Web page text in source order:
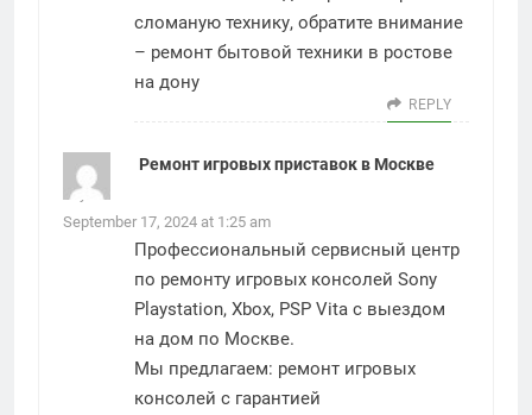
сломаную технику, обратите внимание
– ремонт бытовой техники в ростове
на дону
REPLY
Ремонт игровых приставок в Москве
says:
September 17, 2024 at 1:25 am
Профессиональный сервисный центр
по ремонту игровых консолей Sony
Playstation, Xbox, PSP Vita с выездом
на дом по Москве.
Мы предлагаем: ремонт игровых
консолей с гарантией